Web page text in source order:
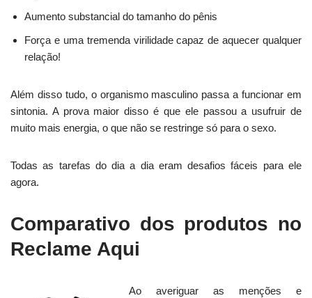
Aumento substancial do tamanho do pênis
Força e uma tremenda virilidade capaz de aquecer qualquer
relação!
Além disso tudo, o organismo masculino passa a funcionar em
sintonia. A prova maior disso é que ele passou a usufruir de
muito mais energia, o que não se restringe só para o sexo.
Todas as tarefas do dia a dia eram desafios fáceis para ele
agora.
Comparativo dos produtos no
Reclame Aqui
Ao averiguar as menções e